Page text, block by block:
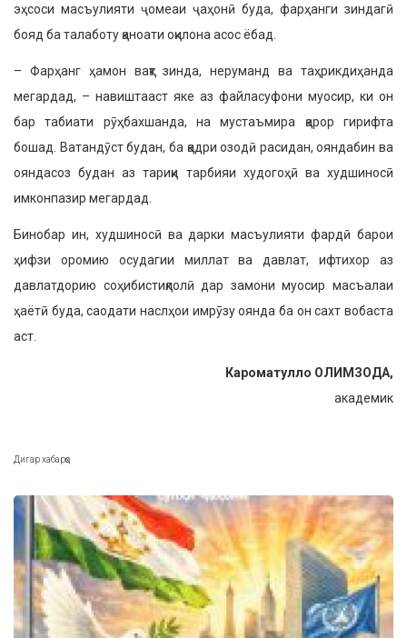
эҳсоси масъулияти ҷомеаи ҷаҳонӣ буда, фарҳанги зиндагӣ
бояд ба талаботу қаноати оқилона асос ёбад.
– Фарҳанг ҳамон вақт зинда, неруманд ва таҳрикдиҳанда
мегардад, – навиштааст яке аз файласуфони муосир, ки он
бар табиати рӯҳбахшанда, на мустаъмира қарор гирифта
бошад. Ватандӯст будан, ба қадри озодӣ расидан, ояндабин ва
ояндасоз будан аз тариқи тарбияи худогоҳӣ ва худшиносӣ
имконпазир мегардад.
Бинобар ин, худшиносӣ ва дарки масъулияти фардӣ барои
ҳифзи оромию осудагии миллат ва давлат, ифтихор аз
давлатдорию соҳибистиқлолӣ дар замони муосир масъалаи
ҳаётӣ буда, саодати наслҳои имрӯзу оянда ба он сахт вобаста
аст.
Кароматулло ОЛИМЗОДА,
академик
Дигар хабарҳо